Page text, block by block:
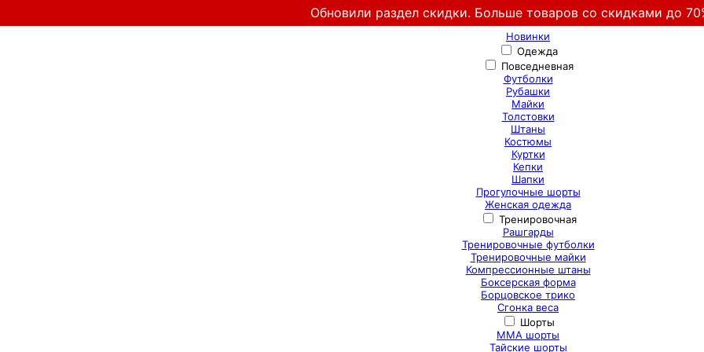
Обновили раздел скидки. Больше товаров со скидками до
Новинки
Одежда
Повседневная
Футболки
Рубашки
Майки
Толстовки
Штаны
Костюмы
Куртки
Кепки
Шапки
Прогулочные шорты
Женская одежда
Тренировочная
Рашгарды
Тренировочные футболки
Тренировочные майки
Компрессионные штаны
Боксерская форма
Борцовское трико
Сгонка веса
Шорты
ММА шорты
Тайские шорты